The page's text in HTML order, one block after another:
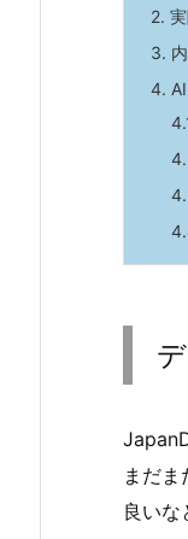
2.
3.
4.
まだ
良いな